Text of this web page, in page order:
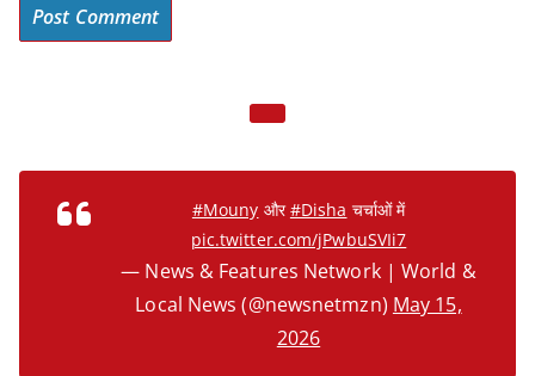
#Mouny और#Disha चर्चाओं में
pic.twitter.com/jPwbuSVIi7
— News & Features Network | World &
Local News (@newsnetmzn) May 15,
2026